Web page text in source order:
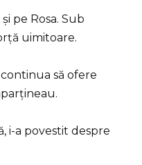
pe Rosa. Sub
uimitoare.
să ofere
i-a povestit despre